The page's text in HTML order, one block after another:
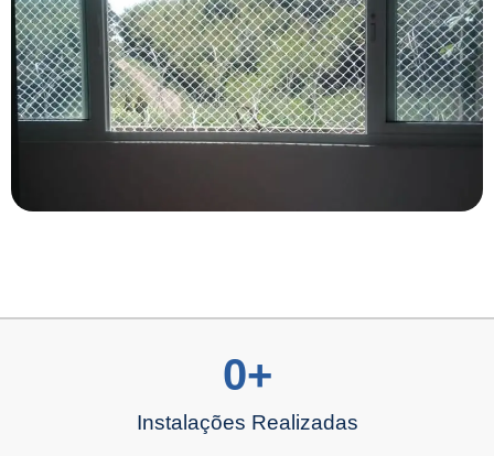
Instalações Realizadas
0+